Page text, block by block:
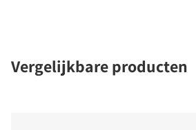
Vergelijkbare producten